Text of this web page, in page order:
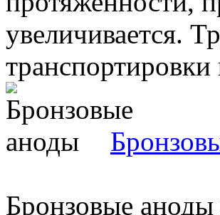
увеличивается.
транспортировки
Бронзовые